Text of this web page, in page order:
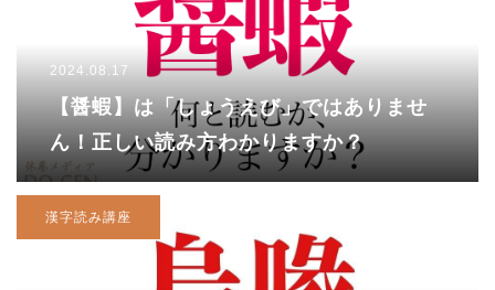
2024.08.17
【醤蝦】は「しょうえび」ではありませ
ん！正しい読み方わかりますか？
漢字読み講座